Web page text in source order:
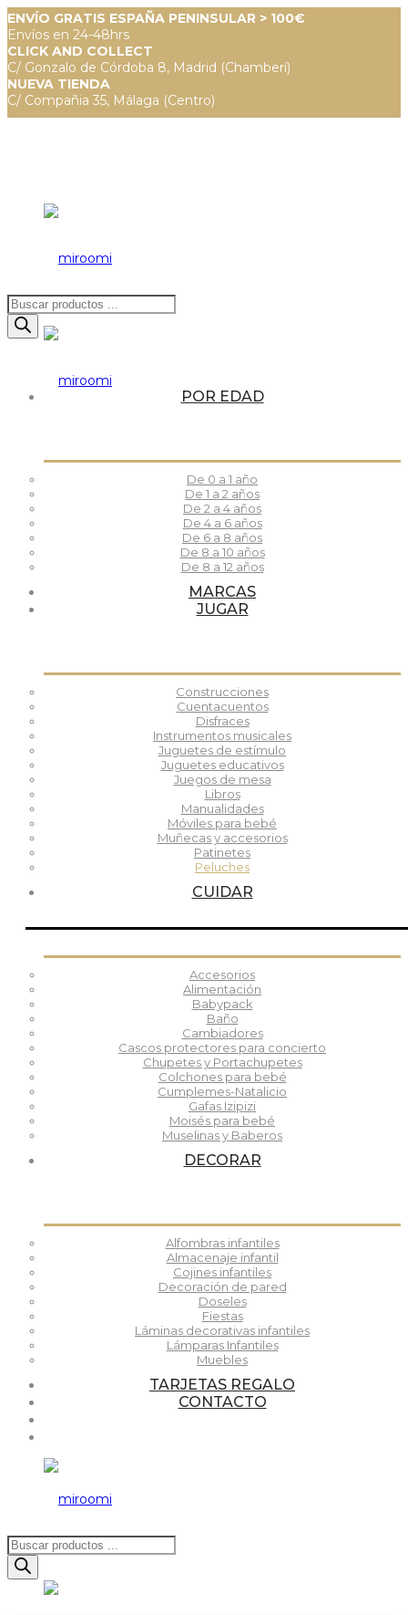
ENVÍO GRATIS ESPAÑA PENINSULAR > 100€
Envíos en 24-48hrs
CLICK AND COLLECT
C/ Gonzalo de Córdoba 8, Madrid (Chamberí)
NUEVA TIENDA
C/ Compañia 35, Málaga (Centro)
Búsqueda
de
productos
POR EDAD
De 0 a 1 año
De 1 a 2 años
De 2 a 4 años
De 4 a 6 años
De 6 a 8 años
De 8 a 10 años
De 8 a 12 años
MARCAS
JUGAR
Construcciones
Cuentacuentos
Disfraces
Instrumentos musicales
Juguetes de estímulo
Juguetes educativos
Juegos de mesa
Libros
Manualidades
Móviles para bebé
Muñecas y accesorios
Patinetes
Peluches
CUIDAR
Accesorios
Alimentación
Babypack
Baño
Cambiadores
Cascos protectores para concierto
Chupetes y Portachupetes
Colchones para bebé
Cumplemes-Natalicio
Gafas Izipizi
Moisés para bebé
Muselinas y Baberos
DECORAR
Alfombras infantiles
Almacenaje infantil
Cojines infantiles
Decoración de pared
Doseles
Fiestas
Láminas decorativas infantiles
Lámparas Infantiles
Muebles
TARJETAS REGALO
CONTACTO
Búsqueda
de
productos